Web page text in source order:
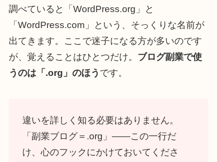
調べていると「WordPress.org」と
「WordPress.com」という、そっくりな名前が
出てきます。ここで迷子になる方が多いのです
が、覚えることはひとつだけ。 ブログ副業で使
うのは「.org」のほう です。
違いを詳しく知る必要はありません。
「副業ブログ＝.org」——この一行だ
け、心のフックにかけておいてくださ